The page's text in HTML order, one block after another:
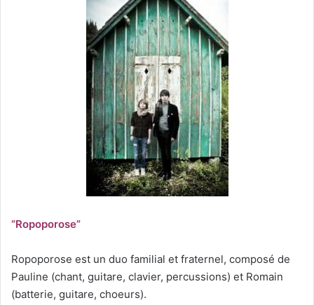
“Ropoporose”
Ropoporose est un duo familial et fraternel, composé de
Pauline (chant, guitare, clavier, percussions) et Romain
(batterie, guitare, choeurs).